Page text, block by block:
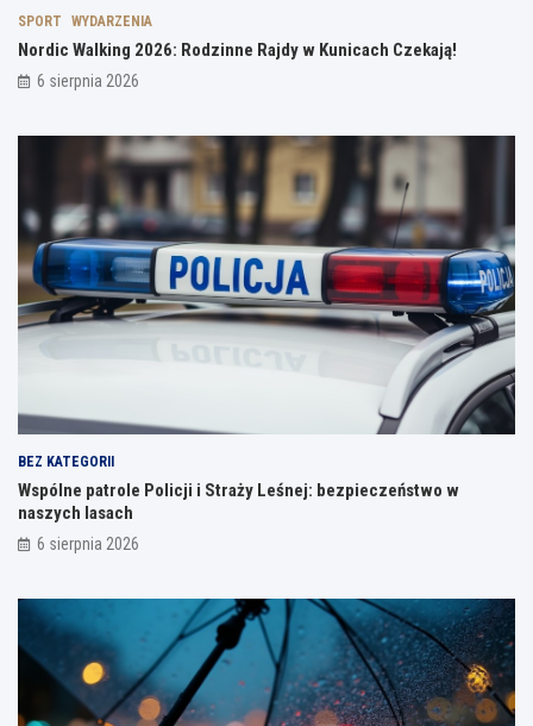
SPORT WYDARZENIA
Nordic Walking 2026: Rodzinne Rajdy w Kunicach Czekają!
6 sierpnia 2026
BEZ KATEGORII
Wspólne patrole Policji i Straży Leśnej: bezpieczeństwo w
naszych lasach
6 sierpnia 2026